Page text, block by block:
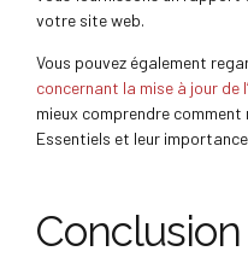
votre site web.
Vous pouvez également
concernant la mise à jour de
mieux comprendre comment
Essentiels et leur
Conclusion